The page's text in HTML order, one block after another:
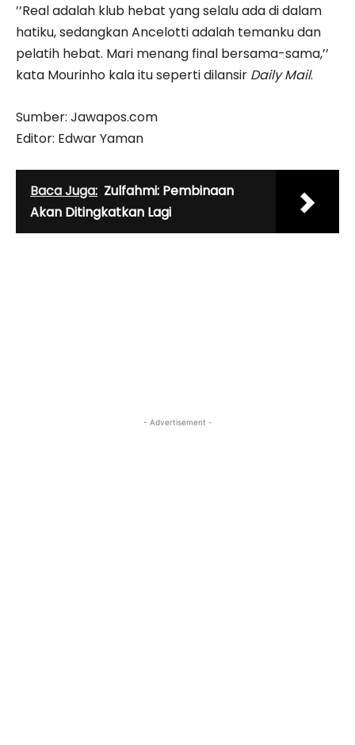
’’Real adalah klub hebat yang selalu ada di dalam
hatiku, sedangkan Ancelotti adalah temanku dan
pelatih hebat. Mari menang final bersama-sama,’’
kata Mourinho kala itu seperti dilansir Daily Mail.
Sumber: Jawapos.com
Editor: Edwar Yaman
Baca Juga: Zulfahmi: Pembinaan
Akan Ditingkatkan Lagi
- Advertisement -